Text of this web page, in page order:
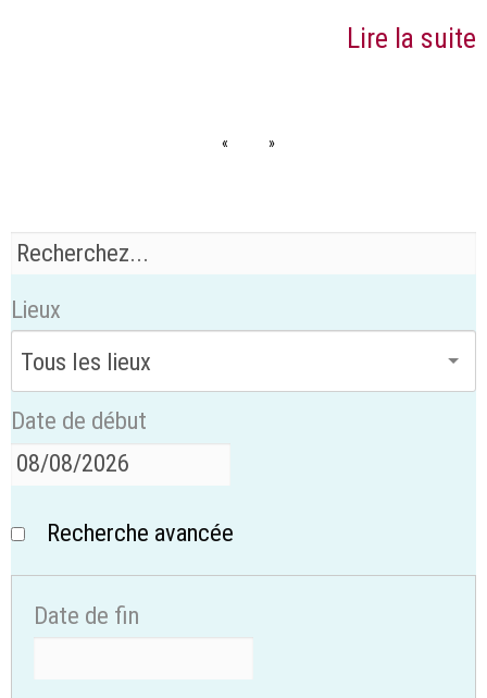
Lire la suite
« »
Lieux
Date de début
Recherche avancée
Date de fin